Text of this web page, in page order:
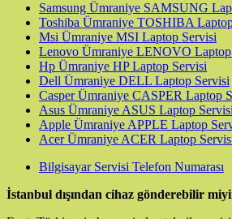
Samsung Ümraniye SAMSUNG
Toshiba Ümraniye TOSHIBA
Msi Ümraniye MSI Laptop Servisi
Lenovo Ümraniye LENOVO Laptop
Hp Ümraniye HP Laptop Servisi
Dell Ümraniye DELL Laptop Servisi
Casper Ümraniye CASPER Laptop
Asus Ümraniye ASUS Laptop Servisi
Apple Ümraniye APPLE Laptop
Acer Ümraniye ACER Laptop
Bilgisayar Servisi Telefon Numarası
İstanbul dışından cihaz gönderebilir